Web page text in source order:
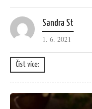
Sandra St
1. 6. 2021
Číst více: